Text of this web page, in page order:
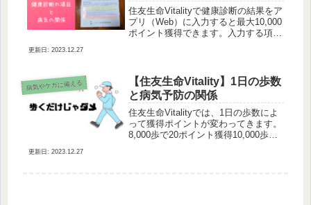
住友生命Vitalityで健康診断の結果をア
プリ（Web）に入力すると最大10,000
ポイント獲得できます。入力する項目
Vitali...
2023.12.27
病気やケガに備える
【住友生命Vitality】1日の歩数
と病気予防の関係
住友生命Vitalityでは、1日の歩数によ
って獲得ポイントが変わってきます。
8,000歩で20ポイント獲得10,000歩で
2023.12.27